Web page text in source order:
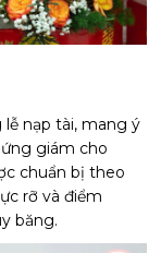
nạp tài, mang ý
giám cho
chuẩn bị theo
rỡ và điểm
băng.